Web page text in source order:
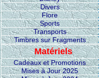
Divers
Flore
Sports
Transports
Timbres sur Fragments
Matériels
Cadeaux et Promotions
Mises à Jour 2025